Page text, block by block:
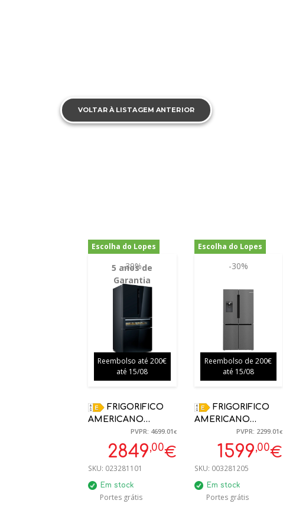
VOLTAR À LISTAGEM ANTERIOR
Escolha do Lopes
5 anos de
Garantia
-39%
Reembolso até 200€
até 15/08
FRIGORIFICO
AMERICANO
KF96RSBEA PRETO
183X90.6X73.6CM C/
GARRAFEIRA | 5
ANOS GARANTIA
PVPR: 4699.01€
2849,00€
SKU: 023281101
Em stock
Portes grátis
Escolha do Lopes
-30%
Reembolso de 200€
até 15/08
FRIGORIFICO
AMERICANO
BOSCH KFI96AXEA
574 L BLACKINOX E
183 X 90,5 X 73.1 CM
PVPR: 2299.01€
1599,00€
SKU: 003281205
Em stock
Portes grátis